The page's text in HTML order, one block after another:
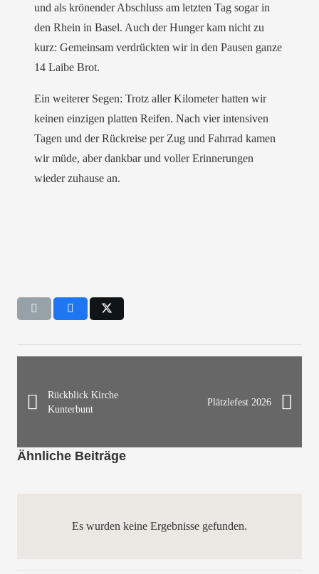
und als krönender Abschluss am letzten Tag sogar in
den Rhein in Basel. Auch der Hunger kam nicht zu
kurz: Gemeinsam verdrückten wir in den Pausen ganze
14 Laibe Brot.
Ein weiterer Segen: Trotz aller Kilometer hatten wir
keinen einzigen platten Reifen. Nach vier intensiven
Tagen und der Rückreise per Zug und Fahrrad kamen
wir müde, aber dankbar und voller Erinnerungen
wieder zuhause an.
Rückblick Kirche
Kunterbunt
Plätzlefest 2026
Ähnliche Beiträge
Es wurden keine Ergebnisse gefunden.